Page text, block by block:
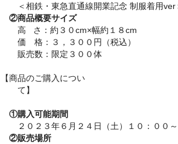
＜相鉄・東急直通線開業記念 制服着用ver
②商品概要サイズ
高 さ：約３０cm×幅約１８cm
価 格：３，３００円（税込）
販売数：限定３００体
【商品のご購入につい
て
①購入可能期間
２０２３年６月２４日（土）１０：００～
②販売場所